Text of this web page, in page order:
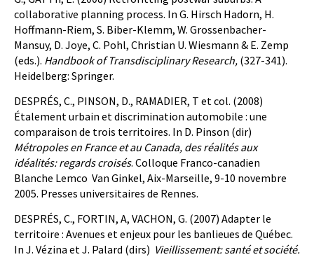
collaborative planning process. In G. Hirsch Hadorn, H.
Hoffmann-Riem, S. Biber-Klemm, W. Grossenbacher-
Mansuy, D. Joye, C. Pohl, Christian U. Wiesmann & E. Zemp
(eds.). Handbook of Transdisciplinary Research, (327-341).
Heidelberg: Springer.
DESPRÉS, C., PINSON, D., RAMADIER, T et col. (2008)
Étalement urbain et discrimination automobile : une
comparaison de trois territoires. In D. Pinson (dir)
Métropoles en France et au Canada, des réalités aux
idéalités: regards croisés. Colloque Franco-canadien
Blanche Lemco Van Ginkel, Aix-Marseille, 9-10 novembre
2005. Presses universitaires de Rennes.
DESPRÉS, C., FORTIN, A, VACHON, G. (2007) Adapter le
territoire : Avenues et enjeux pour les banlieues de Québec.
In J. Vézina et J. Palard (dirs) Vieillissement: santé et société.